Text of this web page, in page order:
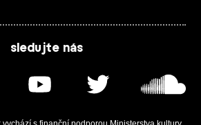
sledujte nás